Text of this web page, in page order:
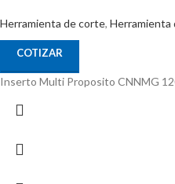
Herramienta de corte, Herramienta
COTIZAR
Inserto Multi Proposito CNNMG